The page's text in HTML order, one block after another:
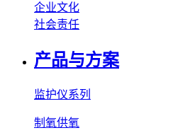
企业文化
社会责任
产品与方案
监护仪系列
制氧供氧